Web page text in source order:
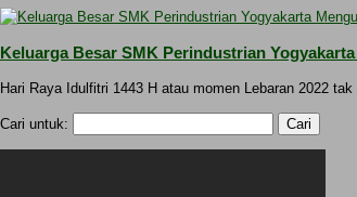
Keluarga Besar SMK Perindustrian
Hari Raya Idulfitri 1443 H atau momen Lebaran 2022
Cari untuk: